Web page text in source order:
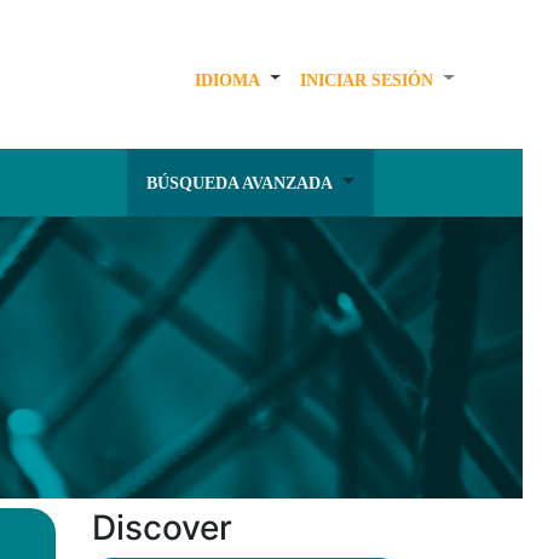
IDIOMA INICIAR SESIÓN
BÚSQUEDA AVANZADA
Discover